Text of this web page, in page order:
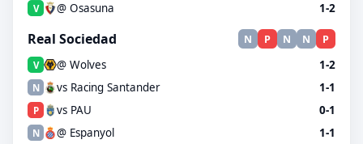
V @ Osasuna 1-2
Real Sociedad N P N N P
V @ Wolves 1-2
N vs Racing Santander 1-1
P vs PAU 0-1
N @ Espanyol 1-1